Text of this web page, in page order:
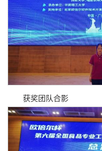
获奖团队合影